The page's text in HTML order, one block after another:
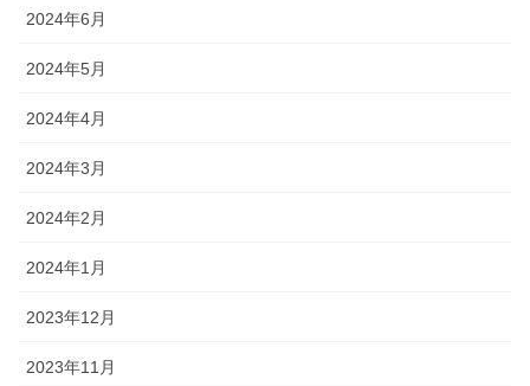
2024年6月
2024年5月
2024年4月
2024年3月
2024年2月
2024年1月
2023年12月
2023年11月